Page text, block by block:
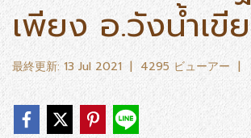
เพียง อ.วังน้ำเขี
最終更新: 13 Jul 2021 | 4295 ビューアー |